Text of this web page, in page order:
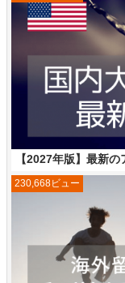
【2027年版】最新
230,668ビュー